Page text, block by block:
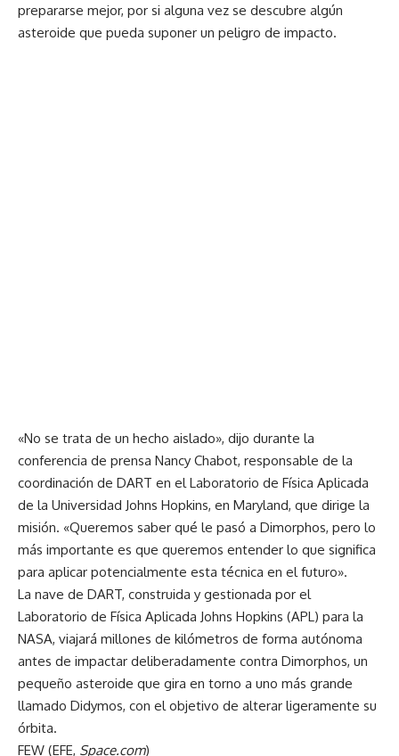
prepararse mejor, por si alguna vez se descubre algún
asteroide que pueda suponer un peligro de impacto.
«No se trata de un hecho aislado», dijo durante la
conferencia de prensa Nancy Chabot, responsable de la
coordinación de DART en el Laboratorio de Física Aplicada
de la Universidad Johns Hopkins, en Maryland, que dirige la
misión. «Queremos saber qué le pasó a Dimorphos, pero lo
más importante es que queremos entender lo que significa
para aplicar potencialmente esta técnica en el futuro».
La nave de DART, construida y gestionada por el
Laboratorio de Física Aplicada Johns Hopkins (APL) para la
NASA, viajará millones de kilómetros de forma autónoma
antes de impactar deliberadamente contra Dimorphos, un
pequeño asteroide que gira en torno a uno más grande
llamado Didymos, con el objetivo de alterar ligeramente su
órbita.
FEW (EFE, Space.com)